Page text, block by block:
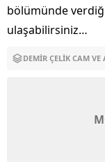
bölümünde
ulaşabilirsiniz…
DEMIR ÇELIK CAM